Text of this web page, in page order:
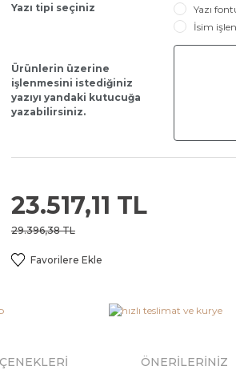
Yazı tipi seçiniz
Yazı
İsim
Ürünlerin üzerine
işlenmesini istediğiniz
yazıyı yandaki kutucuğa
yazabilirsiniz.
23.517,11 TL
29.396,38 TL
ÖNERİLERİNİZ